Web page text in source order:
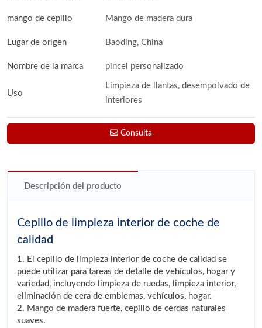
mango de cepillo Mango de madera dura
Lugar de origen Baoding, China
Nombre de la marca pincel personalizado
Uso
Limpieza de llantas, desempolvado de
interiores
Consulta
Descripción del producto
Cepillo de limpieza interior de coche de
calidad
1. El cepillo de limpieza interior de coche de calidad se
puede utilizar para tareas de detalle de vehículos, hogar y
variedad, incluyendo limpieza de ruedas, limpieza interior,
eliminación de cera de emblemas, vehículos, hogar.
2. Mango de madera fuerte, cepillo de cerdas naturales
suaves.